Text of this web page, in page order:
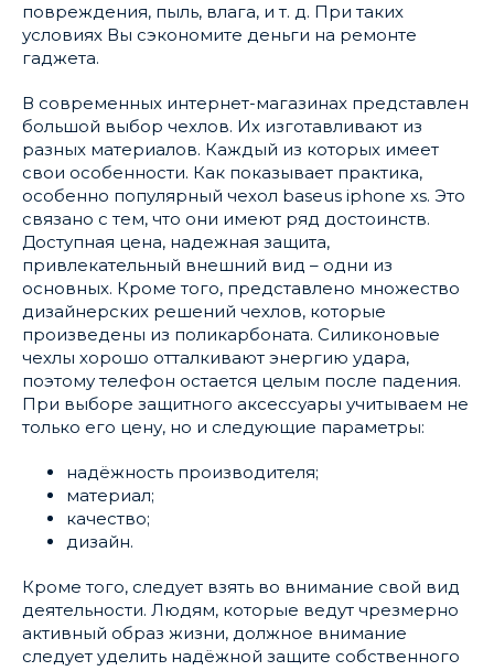
повреждения, пыль, влага, и т. д. При таких
условиях Вы сэкономите деньги на ремонте
гаджета.
В современных интернет-магазинах представлен
большой выбор чехлов. Их изготавливают из
разных материалов. Каждый из которых имеет
свои особенности. Как показывает практика,
особенно популярный чехол baseus iphone xs. Это
связано с тем, что они имеют ряд достоинств.
Доступная цена, надежная защита,
привлекательный внешний вид – одни из
основных. Кроме того, представлено множество
дизайнерских решений чехлов, которые
произведены из поликарбоната. Силиконовые
чехлы хорошо отталкивают энергию удара,
поэтому телефон остается целым после падения.
При выборе защитного аксессуары учитываем не
только его цену, но и следующие параметры:
надёжность производителя;
материал;
качество;
дизайн.
Кроме того, следует взять во внимание свой вид
деятельности. Людям, которые ведут чрезмерно
активный образ жизни, должное внимание
следует уделить надёжной защите собственного